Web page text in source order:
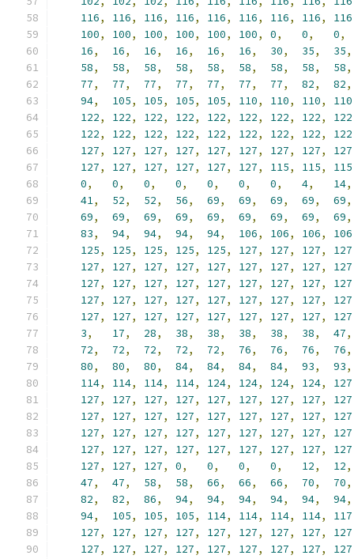
116, 116, 116, 116, 116, 116, 116, 116, 116
100, 100, 100, 100, 100, 100, 0, 0, 0,
16, 16, 16, 16, 16, 16, 30, 35, 35,
58, 58, 58, 58, 58, 58, 58, 58, 58,
77, 77, 77, 77, 77, 77, 77, 82, 82,
94, 105, 105, 105, 105, 110, 110, 110, 110
122, 122, 122, 122, 122, 122, 122, 122, 122
122, 122, 122, 122, 122, 122, 122, 122, 122
127, 127, 127, 127, 127, 127, 127, 127, 127
127, 127, 127, 127, 127, 127, 115, 115, 115
0, 0, 0, 0, 0, 0, 0, 4, 14,
41, 52, 52, 56, 69, 69, 69, 69, 69,
69, 69, 69, 69, 69, 69, 69, 69, 69,
83, 94, 94, 94, 94, 106, 106, 106, 106
125, 125, 125, 125, 125, 127, 127, 127, 127
127, 127, 127, 127, 127, 127, 127, 127, 127
127, 127, 127, 127, 127, 127, 127, 127, 127
127, 127, 127, 127, 127, 127, 127, 127, 127
127, 127, 127, 127, 127, 127, 127, 127, 127
3, 17, 28, 38, 38, 38, 38, 38, 47,
72, 72, 72, 72, 72, 76, 76, 76, 76,
80, 80, 80, 84, 84, 84, 84, 93, 93,
114, 114, 114, 114, 124, 124, 124, 124, 127
127, 127, 127, 127, 127, 127, 127, 127, 127
127, 127, 127, 127, 127, 127, 127, 127, 127
127, 127, 127, 127, 127, 127, 127, 127, 127
127, 127, 127, 127, 127, 127, 127, 127, 127
127, 127, 127, 0, 0, 0, 0, 12, 12,
47, 47, 58, 58, 66, 66, 66, 70, 70,
82, 82, 86, 94, 94, 94, 94, 94, 94,
94, 105, 105, 105, 114, 114, 114, 114, 117
127, 127, 127, 127, 127, 127, 127, 127, 127
127, 127, 127, 127, 127, 127, 127, 127, 127